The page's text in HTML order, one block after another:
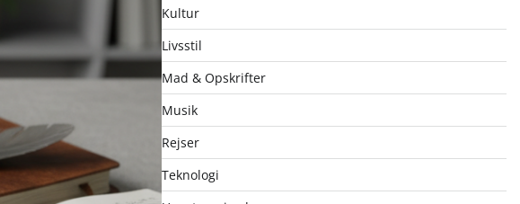
Kultur
Livsstil
Mad & Opskrifter
Musik
Rejser
Teknologi